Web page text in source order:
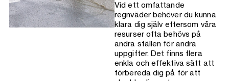
Vid ett omfattande
regnväder behöver du kunna
klara dig själv eftersom våra
resurser ofta behövs på
andra ställen för andra
uppgifter. Det finns flera
enkla och effektiva sätt att
förbereda dig på för att